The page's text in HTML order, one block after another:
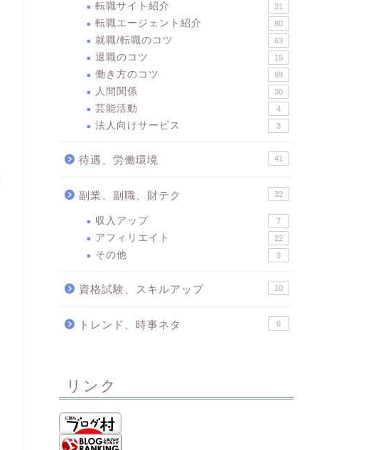
転職サイト紹介 21
転職エージェント紹介 80
就職/転職のコツ 63
退職のコツ 15
働き方のコツ 69
人間関係 30
芸能活動 4
法人向けサービス 3
待遇、労働環境 41
副業、副職、財テク 32
収入アップ 7
アフィリエイト 22
その他 3
資格試験、スキルアップ 10
トレンド、時事ネタ 6
リンク